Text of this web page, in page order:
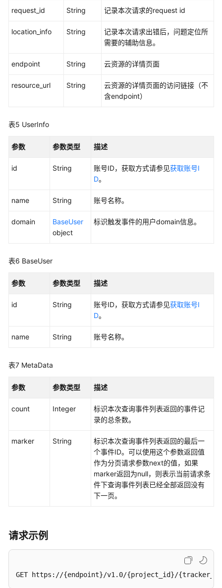
区
权
request_id String 记录本次请求的request id
location_info String
记录本次请求出错后，问题定位所
需要的辅助信息。
endpoint String 云资源的详情页面
resource_url String
云资源的详情页面的访问链接（不
含endpoint）
表5 UserInfo
参数 参数类型 描述
id String 账号ID，获取方式请参见获取账号I
D。
name String 账号名称。
domain
BaseUser
object
标识触发事件的用户domain信息。
表6 BaseUser
参数 参数类型 描述
id String 账号ID，获取方式请参见获取账号I
D。
name String 账号名称。
表7 MetaData
参数 参数类型 描述
count Integer
标识本次查询事件列表返回的事件记
录的总条数。
marker String
标识本次查询事件列表返回的最后一
个事件ID。可以使用这个参数返回值
作为分页请求参数next的值，如果
marker返回为null，则表示当前请求条
件下查询事件列表已经全部返回没有
下一页。
请求示例
GET https://{endpoint}/v1.0/{project_id}/